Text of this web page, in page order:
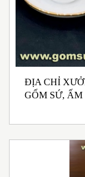
ĐỊA CHỈ
GỐM SỨ,